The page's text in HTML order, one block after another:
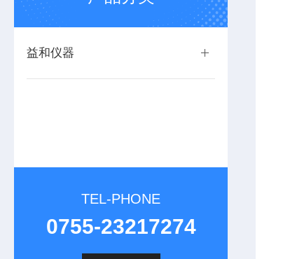
益和仪器
TEL-PHONE
0755-23217274